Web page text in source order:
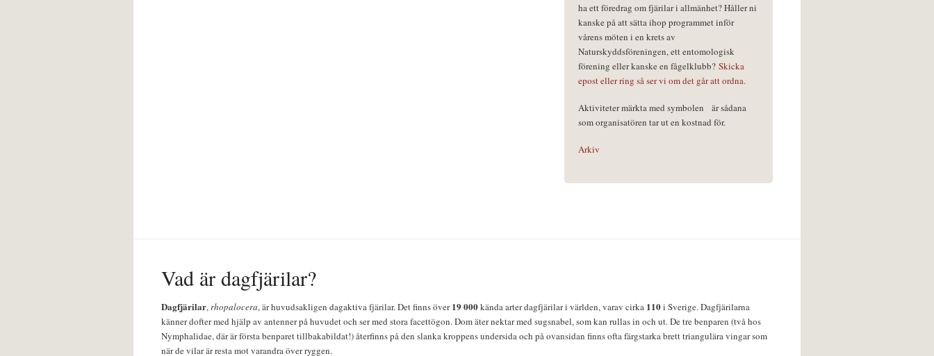
ha ett föredrag om fjärilar i allmänhet? Håller ni
kanske på att sätta ihop programmet inför
vårens möten i en krets av
Naturskyddsföreningen, ett entomologisk
förening eller kanske en fågelklubb? Skicka
epost eller ring så ser vi om det går att ordna.
Aktiviteter märkta med symbolen
är sådana
som organisatören tar ut en kostnad för.
Arkiv
Vad är dagfjärilar?
Dagfjärilar,rhopalocera, är huvudsakligen dagaktiva fjärilar. Det finns över19 000kända arter dagfjärilar i världen, varav cirka 110i Sverige. Dagfjärilarna
känner dofter med hjälp av antenner på huvudet och ser med stora facettögon. Dom äter nektar med sugsnabel, som kan rullas in och ut. De tre benparen (två hos
Nymphalidae, där är första benparet tillbakabildat!) återfinns på den slanka kroppens undersida och på ovansidan finns ofta färgstarka brett triangulära vingar som
när de vilar är resta mot varandra över ryggen.